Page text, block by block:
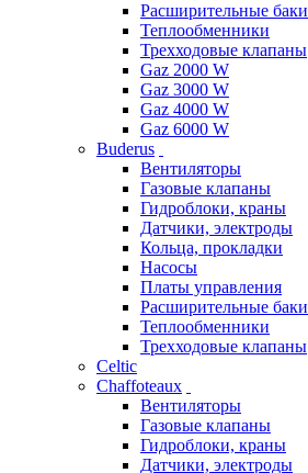
Расширительные баки
Теплообменники
Трехходовые клапаны
Gaz 2000 W
Gaz 3000 W
Gaz 4000 W
Gaz 6000 W
Buderus
Вентиляторы
Газовые клапаны
Гидроблоки, краны
Датчики, электроды
Кольца, прокладки
Насосы
Платы управления
Расширительные баки
Теплообменники
Трехходовые клапаны
Celtic
Chaffoteaux
Вентиляторы
Газовые клапаны
Гидроблоки, краны
Датчики, электроды